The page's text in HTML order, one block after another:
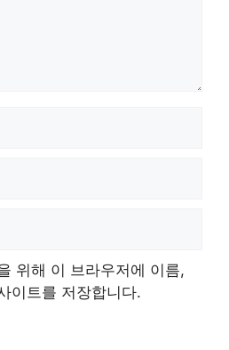
위해 이 브라우저에 이름,
이트를 저장합니다.